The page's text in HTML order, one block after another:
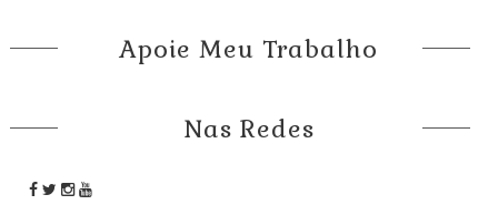
Apoie Meu Trabalho
Nas Redes